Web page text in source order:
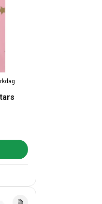
Zakjes Stars Gold 17x25cm
200x Papieren Zakjes Stars
toevoegen